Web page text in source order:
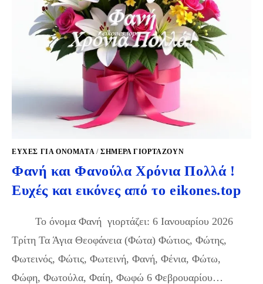
ΕΥΧΈΣ ΓΙΑ ΟΝΌΜΑΤΑ/ΣΉΜΕΡΑ ΓΙΟΡΤΆΖΟΥΝ
Φανή και Φανούλα Χρόνια Πολλά !
Ευχές και εικόνες από το eikones.top
Το όνομα Φανή γιορτάζει: 6 Ιανουαρίου 2026
Τρίτη Τα Άγια Θεοφάνεια (Φώτα) Φώτιος, Φώτης,
Φωτεινός, Φώτις, Φωτεινή, Φανή, Φένια, Φώτω,
Φώφη, Φωτούλα, Φαίη, Φωφώ 6 Φεβρουαρίου…